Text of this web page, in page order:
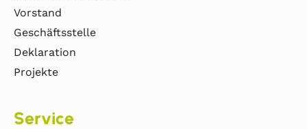
Vorstand
Geschäftsstelle
Deklaration
Projekte
Service